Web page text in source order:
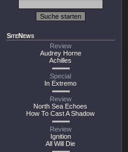
SiteNews
Review
Audrey Horne
Achilles
Special
In Extremo
Review
North Sea Echoes
How To Cast A Shadow
Review
Ignition
All Will Die